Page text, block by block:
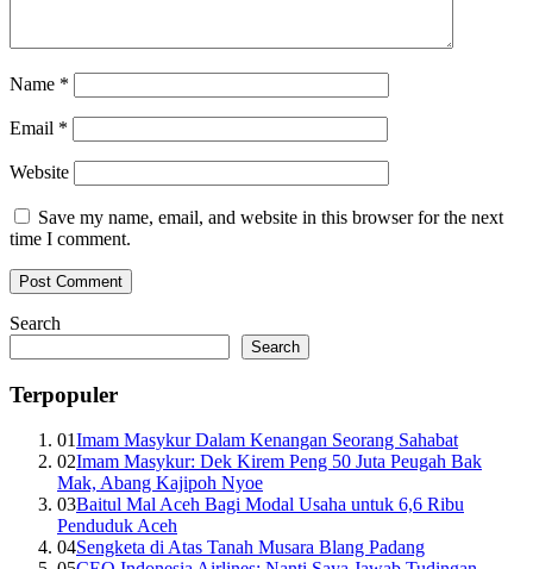
Name *
Email *
Website
Save my name, email, and website in this browser for the next
time I comment.
Search
Search
Terpopuler
01Imam Masykur Dalam Kenangan Seorang Sahabat
02Imam Masykur: Dek Kirem Peng 50 Juta Peugah Bak
Mak, Abang Kajipoh Nyoe
03Baitul Mal Aceh Bagi Modal Usaha untuk 6,6 Ribu
Penduduk Aceh
04Sengketa di Atas Tanah Musara Blang Padang